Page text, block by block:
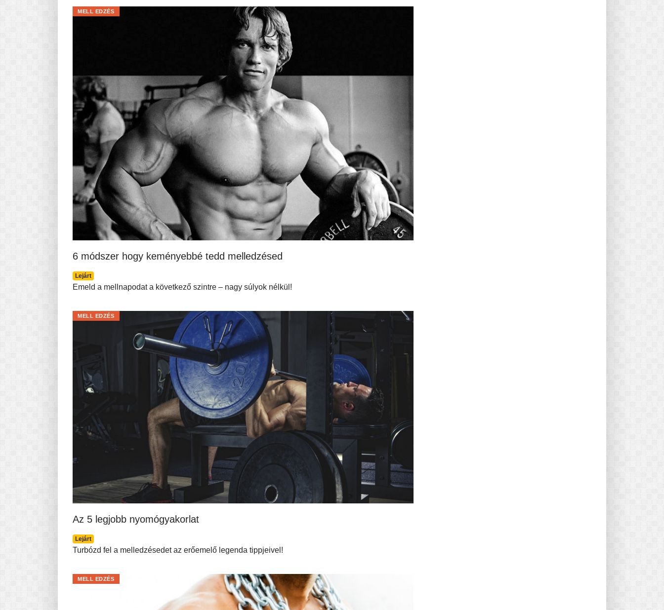
6 módszer hogy keményebbé tedd melledzésed
Lejárt
MELL EDZÉS
Emeld a mellnapodat a következő szintre – nagy súlyok nélkül!
Az 5 legjobb nyomógyakorlat
Lejárt
MELL EDZÉS
Turbózd fel a melledzésedet az erőemelő legenda tippjeivel!
MELL EDZÉS